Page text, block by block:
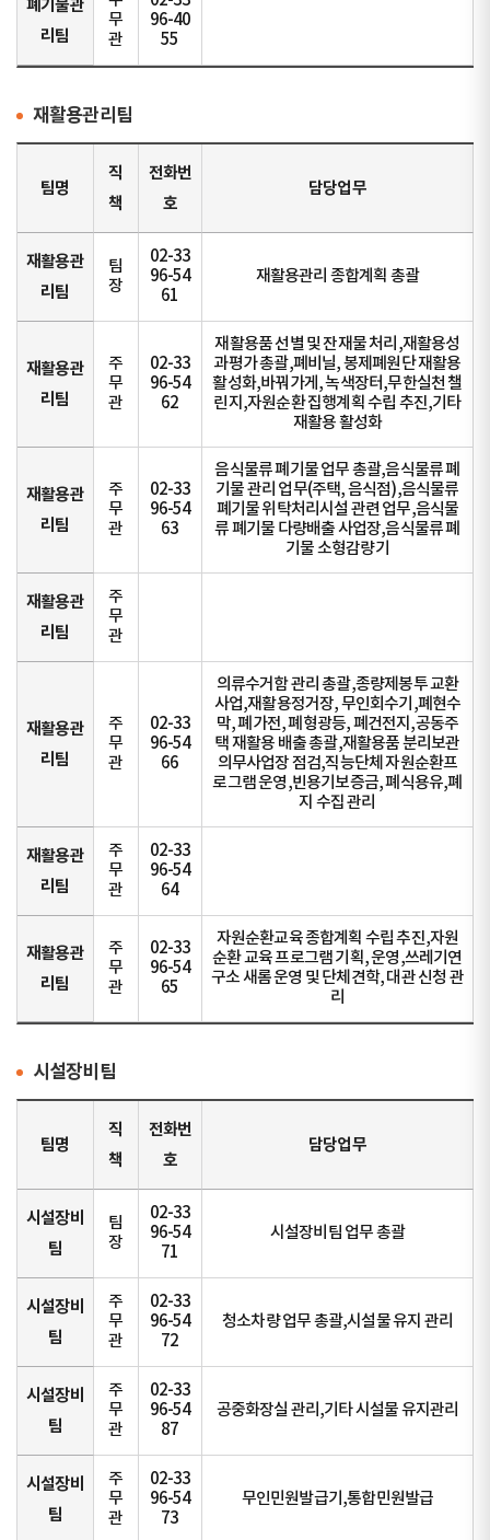
폐기물관
리팀
무
관
96-40
55
재활용관리팀
팀명
직
책
전화번
호
담당업무
재활용관
리팀
팀
장
02-33
96-54
61
재활용관리 종합계획 총괄
재활용관
리팀
주
무
관
02-33
96-54
62
재활용품 선별 및 잔재물 처리,재활용성
과평가 총괄,폐비닐, 봉제폐원단 재활용
활성화,바꿔가게, 녹색장터,무한실천 챌
린지,자원순환 집행계획 수립 추진,기타
재활용 활성화
재활용관
리팀
주
무
관
02-33
96-54
63
음식물류 폐기물 업무 총괄,음식물류 폐
기물 관리 업무(주택, 음식점),음식물류
폐기물 위탁처리시설 관련 업무,음식물
류 폐기물 다량배출 사업장,음식물류 폐
기물 소형감량기
재활용관
리팀
주
무
관
재활용관
리팀
주
무
관
02-33
96-54
66
의류수거함 관리 총괄,종량제봉투 교환
사업,재활용정거장, 무인회수기,폐현수
막, 폐가전, 폐형광등, 폐건전지,공동주
택 재활용 배출 총괄,재활용품 분리보관
의무사업장 점검,직능단체 자원순환프
로그램 운영,빈용기보증금, 폐식용유,폐
지 수집 관리
재활용관
리팀
주
무
관
02-33
96-54
64
재활용관
리팀
주
무
관
02-33
96-54
65
자원순환교육 종합계획 수립 추진,자원
순환 교육 프로그램 기획, 운영,쓰레기연
구소 새롬 운영 및 단체견학, 대관 신청 관
리
시설장비팀
팀명
직
책
전화번
호
담당업무
시설장비
팀
팀
장
02-33
96-54
71
시설장비팀 업무 총괄
시설장비
팀
주
무
관
02-33
96-54
72
청소차량 업무 총괄,시설물 유지 관리
시설장비
팀
주
무
관
02-33
96-54
87
공중화장실 관리,기타 시설물 유지관리
시설장비
팀
주
무
관
02-33
96-54
73
무인민원발급기,통합민원발급